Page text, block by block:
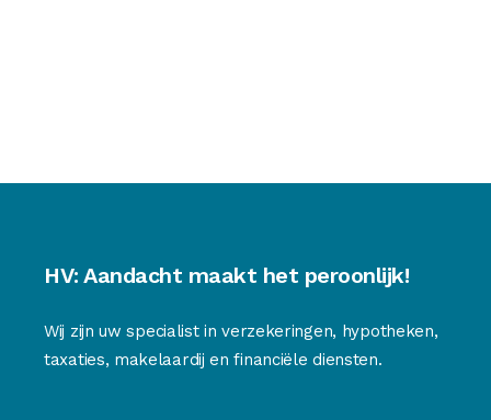
HV: Aandacht maakt het peroonlijk!
Wij zijn uw specialist in verzekeringen, hypotheken,
taxaties, makelaardij en financiële diensten.